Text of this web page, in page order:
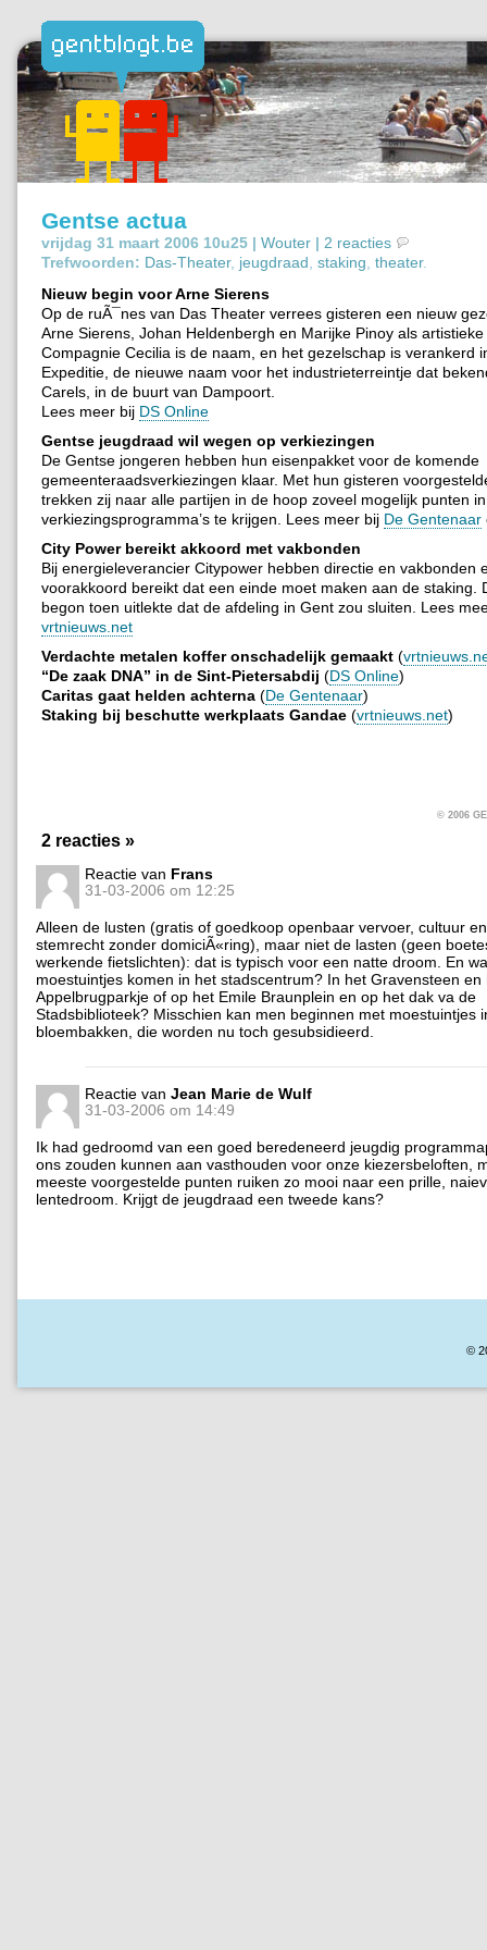
Gentse actua
vrijdag 31 maart 2006 10u25 | Wouter | 2 reacties
Trefwoorden: Das-Theater, jeugdraad staking theater.
Nieuw begin voor Arne Sierens
Op de ruÃ¯nes van Das Theater verrees gisteren een nieuw
Arne Sierens, Johan Heldenbergh en Marijke Pinoy als
Compagnie Cecilia is de naam, en het gezelschap is verankerd
Expeditie, de nieuwe naam voor het industrieterreintje dat
Carels, in de buurt van Dampoort.
Lees meer bij DS Online
Gentse jeugdraad wil wegen op verkiezingen
De Gentse jongeren hebben hun eisenpakket voor de komende
gemeenteraadsverkiezingen klaar. Met hun gisteren
trekken zij naar alle partijen in de hoop zoveel mogelijk punten
verkiezingsprogramma’s te krijgen. Lees meer bij De Gentenaar
City Power bereikt akkoord met vakbonden
Bij energieleverancier Citypower hebben directie en vakbonden
voorakkoord bereikt dat een einde moet maken aan de staking.
begon toen uitlekte dat de afdeling in Gent zou sluiten. Lees
vrtnieuws.net
Verdachte metalen koffer onschadelijk gemaakt (
“De zaak DNA” in de Sint-Pietersabdij (DS Online)
Caritas gaat helden achterna (De Gentenaar)
Staking bij beschutte werkplaats Gandae (vrtnieuws.net)
© 2006
2 reacties »
Reactie van Frans
31-03-2006 om 12:25
Alleen de lusten (gratis of goedkoop openbaar vervoer, cultuur
stemrecht zonder domiciÃ«ring), maar niet de lasten (geen
werkende fietslichten): dat is typisch voor een natte droom. En
moestuintjes komen in het stadscentrum? In het Gravensteen en
Appelbrugparkje of op het Emile Braunplein en op het dak va de
Stadsbiblioteek? Misschien kan men beginnen met moestuintjes
bloembakken, die worden nu toch gesubsidieerd.
Reactie van Jean Marie de Wulf
31-03-2006 om 14:49
Ik had gedroomd van een goed beredeneerd jeugdig
ons zouden kunnen aan vasthouden voor onze kiezersbeloften,
meeste voorgestelde punten ruiken zo mooi naar een prille,
lentedroom. Krijgt de jeugdraad een tweede kans?
©